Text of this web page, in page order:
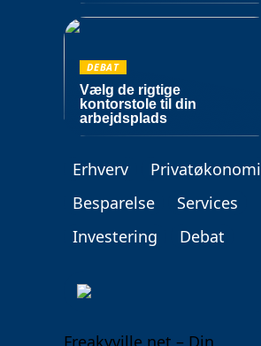
DEBAT
Vælg de rigtige
kontorstole til din
arbejdsplads
Erhverv
Privatøkonomi
Besparelse
Services
Investering
Debat
Freakyville.net – Din